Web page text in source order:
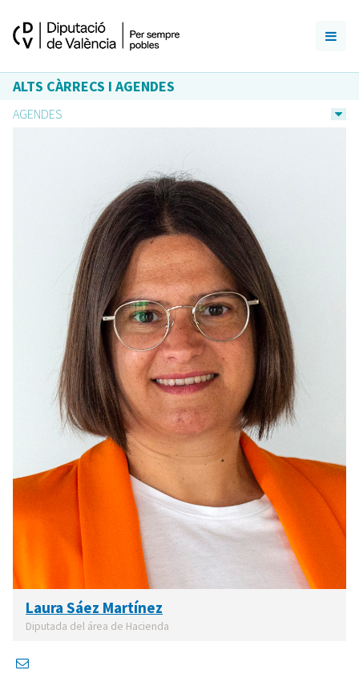
ALTS CÀRRECS I AGENDES
AGENDES
Laura Sáez Martínez
Diputada del área de Hacienda